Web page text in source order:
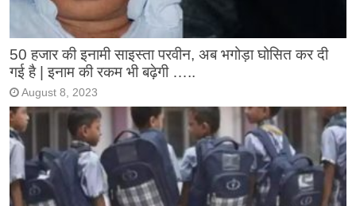
50 हजार की इनामी साइस्ता परवीन, अब भगोड़ा घोसित कर दी
गई है | इनाम की रकम भी बढ़ेगी …..
August 8, 2023